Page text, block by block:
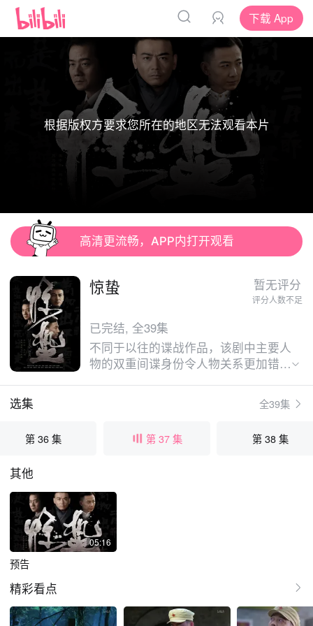
下载 App
根据版权方要求您所在的地区无法观看本片
高清更流畅，APP内打开观看
惊蛰 暂无评分
评分人数不足
已完结, 全39集
不同于以往的谍战作品，该剧中主要人
物的双重间谍身份令人物关系更加错综
脑洞大开的新型谍战剧。讲述了20世
纪50年代初，三个异姓兄弟为了民族
“麻雀”的故事。
选集 全39集
第 36 集 第 37 集 第 38 集
其他
05:16
预告
精彩看点